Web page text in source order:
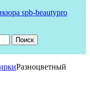
Поиск
Разноцветный